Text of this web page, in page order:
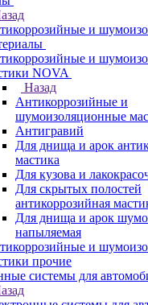
и
и
NOVA
Назад
Антикоррозийные и
шумоизоляционные
Антигравий
Для днища и арок
мастика
Для кузова и
Для скрытых полостей
антикоррозийная
Для днища и арок
напыляемая
и
прочие
системы для